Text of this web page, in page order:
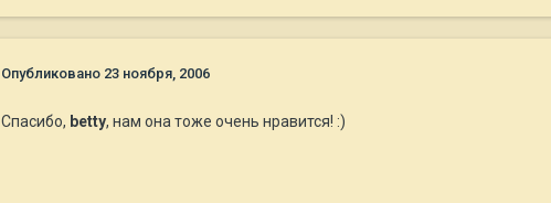
Опубликовано 23 ноября, 2006
Спасибо, betty, нам она тоже очень нравится! :)